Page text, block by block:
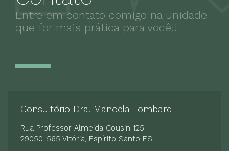
Depressão pós-parto
Ansiedade da Separação
Transtornos do humor
Transtornos de Adaptação
Entre em contato comigo na unidade
que for mais prática para você!!
Consultório Dra. Manoela Lombardi
Rua Professor Almeida Cousin 125
29050-565 Vitória, Espírito Santo ES